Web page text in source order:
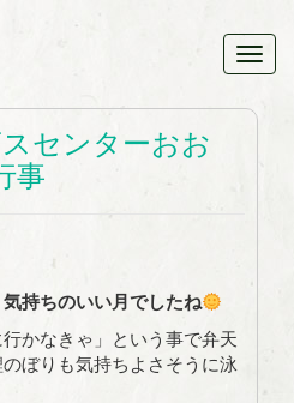
センターおお
事
持ちのいい月でしたね
かなきゃ」という事で弁天
ぼりも気持ちよさそうに泳